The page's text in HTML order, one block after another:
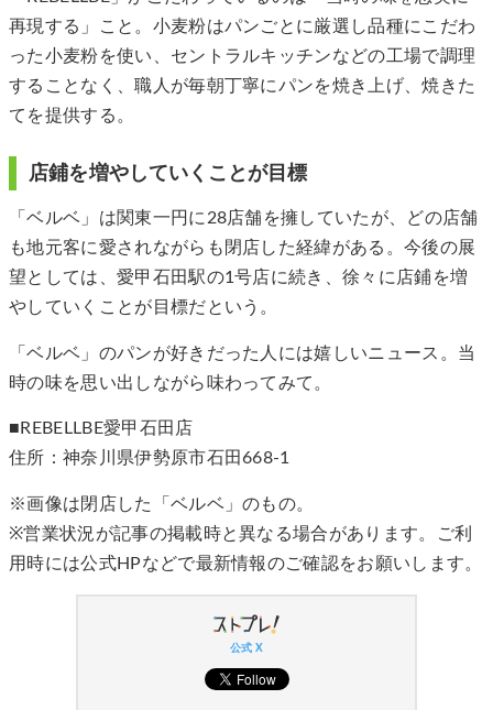
再現する」こと。小麦粉はパンごとに厳選し品種にこだわ
った小麦粉を使い、セントラルキッチンなどの工場で調理
することなく、職人が毎朝丁寧にパンを焼き上げ、焼きた
てを提供する。
店鋪を増やしていくことが目標
「ベルベ」は関東一円に28店舗を擁していたが、どの店舗
も地元客に愛されながらも閉店した経緯がある。今後の展
望としては、愛甲石田駅の1号店に続き、徐々に店鋪を増
やしていくことが目標だという。
「ベルベ」のパンが好きだった人には嬉しいニュース。当
時の味を思い出しながら味わってみて。
■REBELLBE愛甲石田店
住所：神奈川県伊勢原市石田668-1
※画像は閉店した「ベルベ」のもの。
※営業状況が記事の掲載時と異なる場合があります。ご利
用時には公式HPなどで最新情報のご確認をお願いします。
公式 X